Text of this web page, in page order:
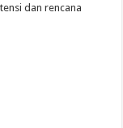
dan rencana